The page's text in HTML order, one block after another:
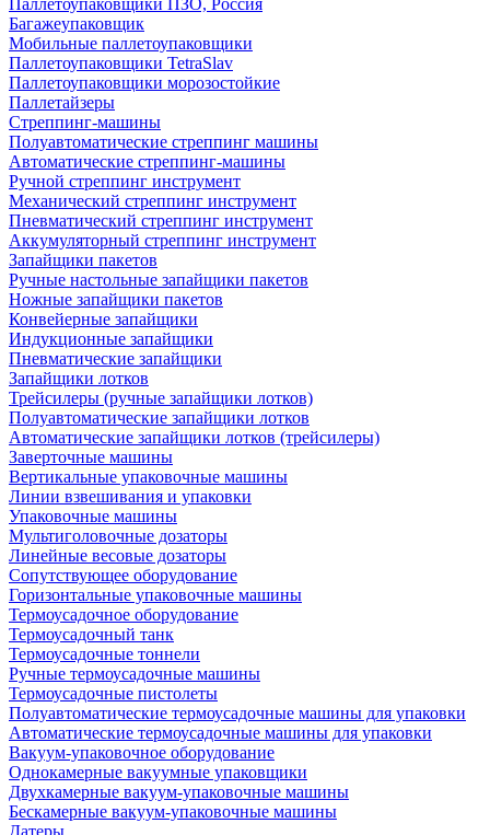
Паллетоупаковщики ПЗО, Россия
Багажеупаковщик
Мобильные паллетоупаковщики
Паллетоупаковщики TetraSlav
Паллетоупаковщики морозостойкие
Паллетайзеры
Стреппинг-машины
Полуавтоматические стреппинг машины
Автоматические стреппинг-машины
Ручной стреппинг инструмент
Механический стреппинг инструмент
Пневматический стреппинг инструмент
Аккумуляторный стреппинг инструмент
Запайщики пакетов
Ручные настольные запайщики пакетов
Ножные запайщики пакетов
Конвейерные запайщики
Индукционные запайщики
Пневматические запайщики
Запайщики лотков
Трейсилеры (ручные запайщики лотков)
Полуавтоматические запайщики лотков
Автоматические запайщики лотков (трейсилеры)
Заверточные машины
Вертикальные упаковочные машины
Линии взвешивания и упаковки
Упаковочные машины
Мультиголовочные дозаторы
Линейные весовые дозаторы
Сопутствующее оборудование
Горизонтальные упаковочные машины
Термоусадочное оборудование
Термоусадочный танк
Термоусадочные тоннели
Ручные термоусадочные машины
Термоусадочные пистолеты
Полуавтоматические термоусадочные машины для упаковки
Автоматические термоусадочные машины для упаковки
Вакуум-упаковочное оборудование
Однокамерные вакуумные упаковщики
Двухкамерные вакуум-упаковочные машины
Бескамерные вакуум-упаковочные машины
Датеры